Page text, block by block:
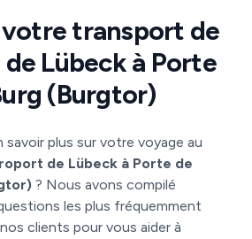
votre transport de
Lübeck à Porte
(Burgtor)
savoir plus sur votre voyage au
de Lübeck à Porte de
? Nous avons compilé
les plus fréquemment
clients pour vous aider à